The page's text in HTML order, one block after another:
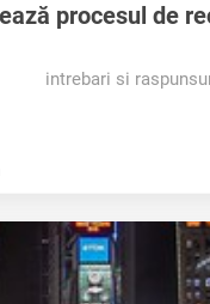
procesul de
intrebari si